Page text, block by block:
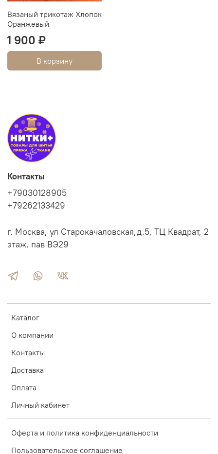
Вязаный трикотаж Хлопок
Оранжевый
1 900 ₽
В корзину
Каталог
О компании
Контакты
Доставка
Оплата
Личный кабинет
Оферта и политика конфиденциальности
Пользовательское соглашение
Контакты
+79030128905
+79262133429
г. Москва, ул Старокачаловская,д.5, ТЦ Квадрат, 2
этаж, пав ВЭ29